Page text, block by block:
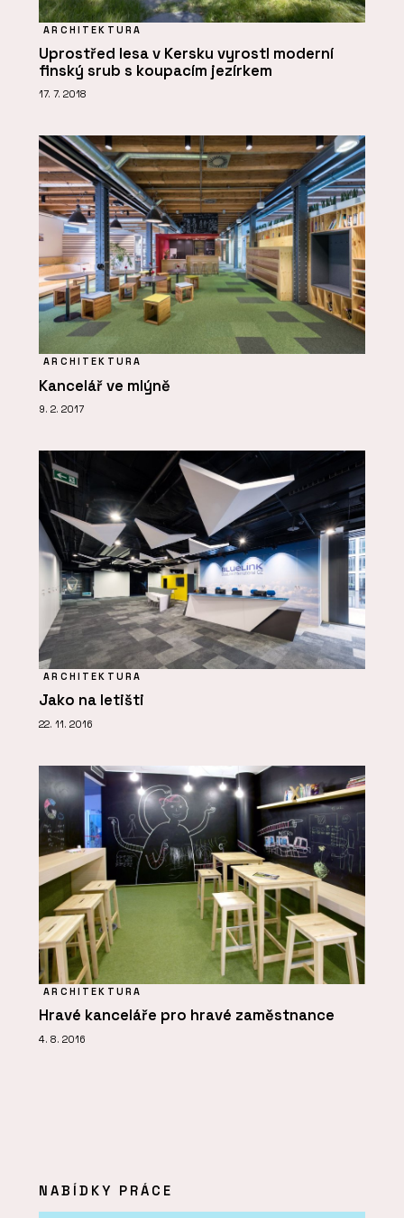
ARCHITEKTURA
Uprostřed lesa v Kersku vyrostl moderní
finský srub s koupacím jezírkem
17. 7. 2018
ARCHITEKTURA
Kancelář ve mlýně
9. 2. 2017
ARCHITEKTURA
Jako na letišti
22. 11. 2016
ARCHITEKTURA
Hravé kanceláře pro hravé zaměstnance
4. 8. 2016
NABÍDKY PRÁCE